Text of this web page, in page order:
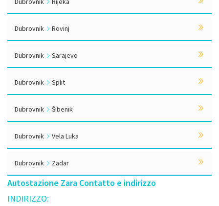
Dubrovnik Rovinj
Dubrovnik Sarajevo
Dubrovnik Split
Dubrovnik Šibenik
Dubrovnik Vela Luka
Dubrovnik Zadar
Autostazione Zara Contatto e indirizzo
INDIRIZZO: